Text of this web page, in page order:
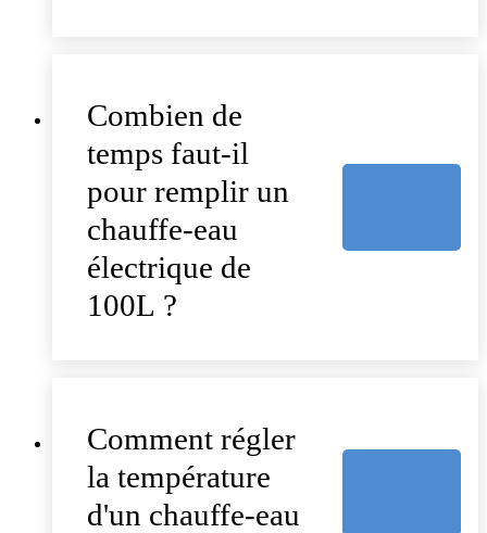
Combien de
temps faut-il
pour remplir un
chauffe-eau
électrique de
100L ?
Comment régler
la température
d'un chauffe-eau